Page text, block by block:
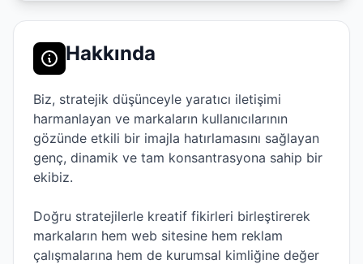
Hakkında
Biz, stratejik düşünceyle yaratıcı iletişimi
harmanlayan ve markaların kullanıcılarının
gözünde etkili bir imajla hatırlamasını sağlayan
genç, dinamik ve tam konsantrasyona sahip bir
ekibiz.
Doğru stratejilerle kreatif fikirleri birleştirerek
markaların hem web sitesine hem reklam
çalışmalarına hem de kurumsal kimliğine değer